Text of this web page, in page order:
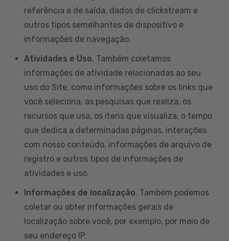
referência e de saída, dados de clickstream e
outros tipos semelhantes de dispositivo e
informações de navegação.
Atividades e Uso. Também coletamos
informações de atividade relacionadas ao seu
uso do Site, como informações sobre os links que
você seleciona, as pesquisas que realiza, os
recursos que usa, os itens que visualiza, o tempo
que dedica a determinadas páginas, interações
com nosso conteúdo, informações de arquivo de
registro e outros tipos de informações de
atividades e uso.
Informações de localização. Também podemos
coletar ou obter informações gerais de
localização sobre você, por exemplo, por meio de
seu endereço IP.